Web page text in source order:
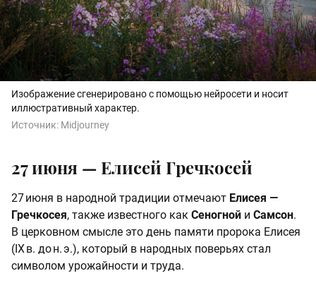
Изображение сгенерировано с помощью нейросети и носит
иллюстративный характер.
Источник: Midjourney
27 июня — Елисей Гречкосей
27 июня в народной традиции отмечают Елисея —
Гречкосея, также известного как Сеногной и Самсон.
В церковном смысле это день памяти пророка Елисея
(IX в. до н. э.), который в народных поверьях стал
символом урожайности и труда.